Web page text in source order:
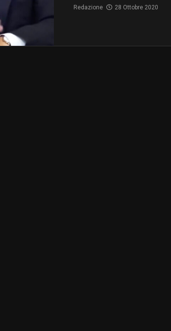
Redazione 28 Ottobre 2020